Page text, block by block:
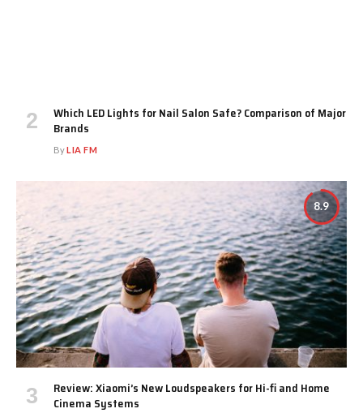
Which LED Lights for Nail Salon Safe? Comparison of Major
Brands
ByLIA FM
8.9
Review: Xiaomi’s New Loudspeakers for Hi-fi and Home
Cinema Systems